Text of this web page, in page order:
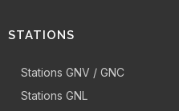
STATIONS
Stations GNV / GNC
Stations GNL